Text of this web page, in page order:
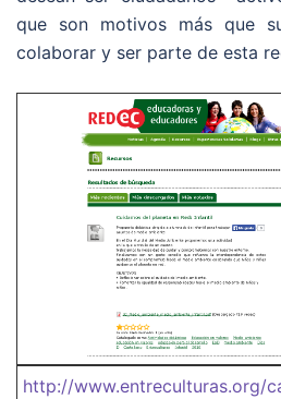
que son motivos más que
colaborar y ser parte de esta
http://www.entreculturas.org/